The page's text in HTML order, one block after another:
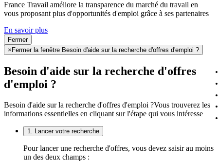
France Travail améliore la transparence du marché du travail en
vous proposant plus d'opportunités d'emploi grâce à ses partenaires
En savoir plus
Fermer
× Fermer la fenêtre Besoin d'aide sur la recherche d'offres d'emploi ?
Besoin d'aide sur la recherche d'offres
d'emploi ?
Besoin d'aide sur la recherche d'offres d'emploi ?Vous trouverez les
informations essentielles en cliquant sur l'étape qui vous intéresse
1. Lancer votre recherche
Pour lancer une recherche d'offres, vous devez saisir au moins
un des deux champs :